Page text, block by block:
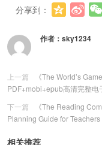
分享到：
作者： sky1234
上一篇
《The World’s
PDF+mobi+epub高清完整电
下一篇
《The Reading
Planning Guide for
相关推荐